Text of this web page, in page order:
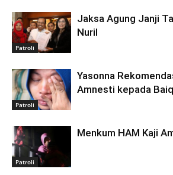
Patroli
Jaksa Agung Janji
Nuril
Patroli
Yasonna
Amnesti kepada
Patroli
Menkum HAM Kaji